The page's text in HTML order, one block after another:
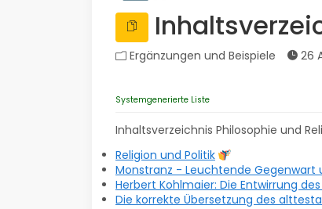
Ergänzungen und Beispiele 26
Systemgenerierte Liste
Inhaltsverzeichnis Philosophie und
Religion und Politik
Monstranz - Leuchtende Gegenwart
Herbert Kohlmaier: Die Entwirrung
Die korrekte Übersetzung des